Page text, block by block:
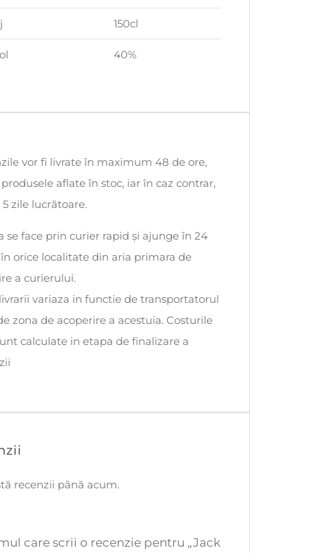
150cl
40%
vor fi livrate în maximum 48 de ore,
aflate în stoc, iar în caz contrar,
zile lucrătoare.
se face prin curier rapid și ajunge în 24
orice localitate din aria primara de
a curierului.
variaza in functie de transportatorul
zona de acoperire a acestuia. Costurile
calculate in etapa de finalizare a
recenzii până acum.
care scrii o recenzie pentru „Jack